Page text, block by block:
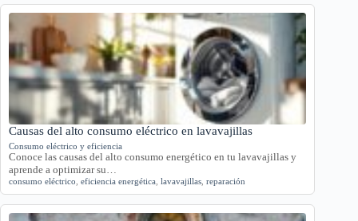
Causas del alto consumo eléctrico en lavavajillas
Consumo eléctrico y eficiencia
Conoce las causas del alto consumo energético en tu lavavajillas y
aprende a optimizar su…
consumo eléctrico eficiencia energética lavavajillas reparación